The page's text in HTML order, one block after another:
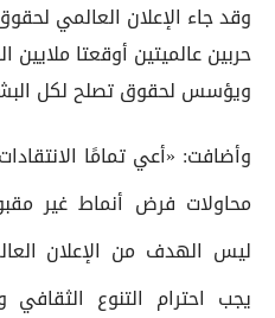
حربين عالميتين أوقعتا ملايين
ويؤسس لحقوق تصلح لكل
وأضافت: «أعي تمامًا
محاولات فرض أنماط غير
ليس الهدف من الإعلان
يجب احترام التنوع